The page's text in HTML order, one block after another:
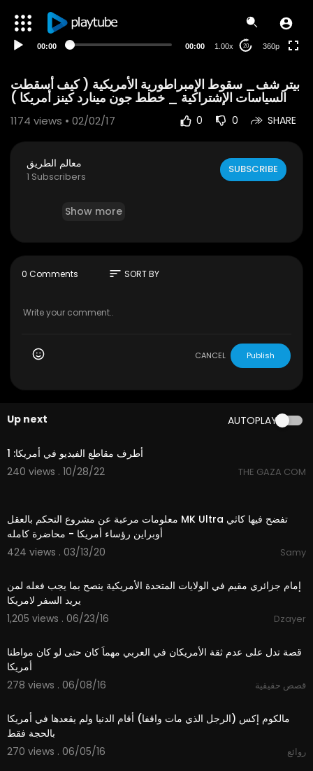
00:00 00:00 1.00x 20 360p
‫بيتر شف_ سقوط الإمبراطورية الأمريكية ( كيف أسقطت
السياسات الإشتراكية _ خطط جون مينارد كينز أمريكا )
1174 views • 02/02/17 0 0 SHARE
معالم الطريق
1 Subscribers
SUBSCRIBE
Show more
0 Comments sort SORT BY
CANCEL Publish
Up next AUTOPLAY
10:00
أطرف مقاطع الفيديو في أمريكا: 1
240 views . 10/28/22
THE GAZA COM
معلومات مرعبة عن مشروع التحكم بالعقل ⁣MK Ultra تفضح فيها كاثي
أوبراين رؤساء أمريكا - محاضرة كامله
424 views . 03/13/20
Samy
إمام جزائري مقيم في الولايات المتحدة الأمريكية ينصح بما يجب فعله لمن
يريد السفر لامريكا
1,205 views . 06/23/16
Dzayer
قصة تدل على عدم ثقة الأمريكان في العربي مهماَ كان حتى لو كان مواطنا
أمريكا
278 views . 06/08/16
قصص حقيقية
مالكوم إكس (الرجل الذي مات واقفا) أقام الدنيا ولم يقعدها في أمريكا
بالحجة فقط
270 views . 06/05/16
روائع